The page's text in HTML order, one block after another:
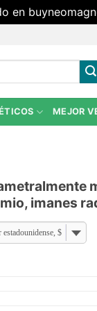
en
MEJOR
imanes
estadounidense, $